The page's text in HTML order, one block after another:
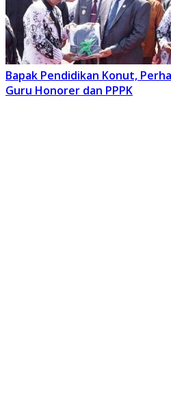
Bapak Pendidikan Konut,
Guru Honorer dan PPPK